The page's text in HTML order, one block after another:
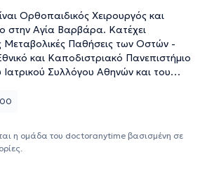
Ορθοπαιδικός Χειρουργός και
στην Αγία Βαρβάρα. Κατέχει
Μεταβολικές Παθήσεις των Οστών -
και Καποδιστριακό Πανεπιστήμιο
Συλλόγου Αθηνών και του
οστεοπόρωση. Στο ιδιωτικό της
η ομάδα του doctoranytime βασισμένη σε